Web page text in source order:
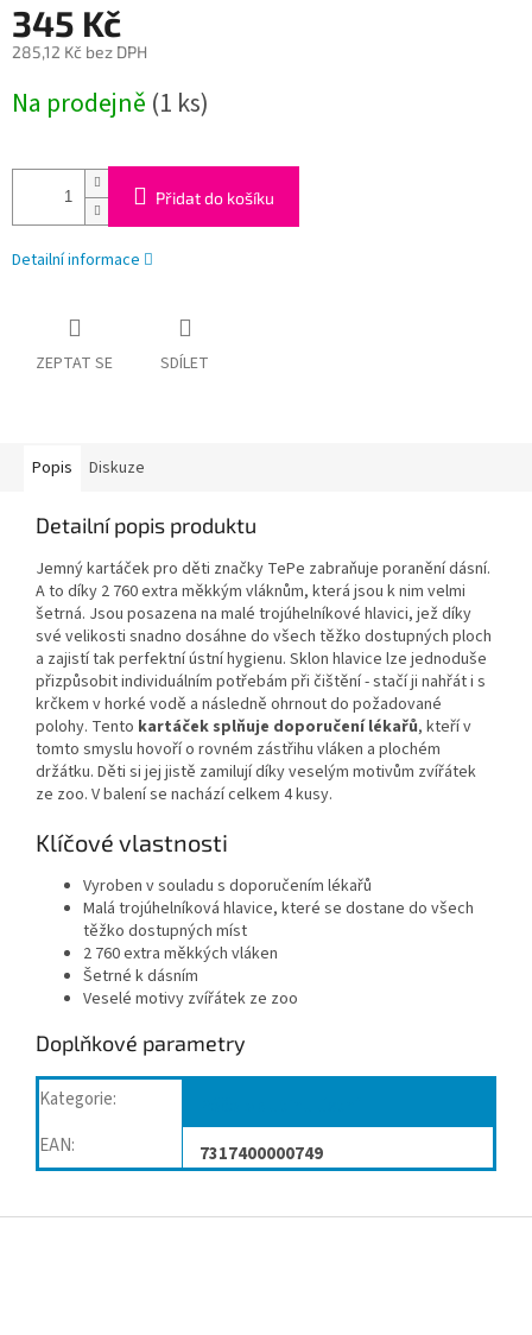
345 Kč
285,12 Kč bez DPH
cena:
Na prodejně (1 ks)
Přidat do košíku
Detailní informace
ZEPTAT SE SDÍLET
Popis Diskuze
Detailní popis produktu
Jemný kartáček pro děti značky TePe zabraňuje poranění dásní.
A to díky 2 760 extra měkkým vláknům, která jsou k nim velmi
šetrná. Jsou posazena na malé trojúhelníkové hlavici, jež díky
své velikosti snadno dosáhne do všech těžko dostupných ploch
a zajistí tak perfektní ústní hygienu. Sklon hlavice lze jednoduše
přizpůsobit individuálním potřebám při čištění - stačí ji nahřát i s
krčkem v horké vodě a následně ohrnout do požadované
polohy. Tento kartáček splňuje doporučení lékařů, kteří v
tomto smyslu hovoří o rovném zástřihu vláken a plochém
držátku. Děti si jej jistě zamilují díky veselým motivům zvířátek
ze zoo. V balení se nachází celkem 4 kusy.
Klíčové vlastnosti
Vyroben v souladu s doporučením lékařů
Malá trojúhelníková hlavice, které se dostane do všech
těžko dostupných míst
2 760 extra měkkých vláken
Šetrné k dásním
Veselé motivy zvířátek ze zoo
Doplňkové parametry
Kategorie:
EAN: 7317400000749